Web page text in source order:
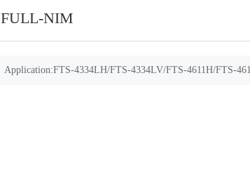
FULL-NIM
Application:FTS-4334LH/FTS-4334LV/FTS-4611H/FTS-